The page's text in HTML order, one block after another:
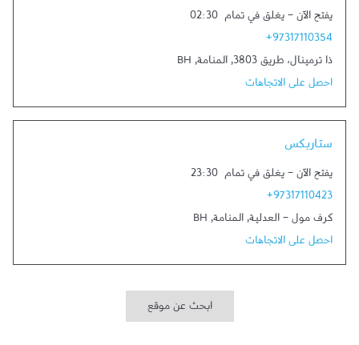
يفتح الآن - يغلق في تمام 02:30
+97317110354
ذا ترمينال، طريق 3803
, المنامة,
BH
احصل على الاتجاهات
ستاربكس
يفتح الآن - يغلق في تمام 23:30
+97317110423
كرف مول - العدلية, المنامة,
BH
احصل على الاتجاهات
ابحث عن موقع